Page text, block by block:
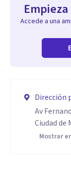
Accede a una
Dirección
Av
Ciudad de
Mostrar